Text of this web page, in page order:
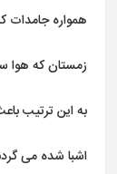
همواره جامدات
زمستان که هوا
به این ترتیب
اشبا شده می